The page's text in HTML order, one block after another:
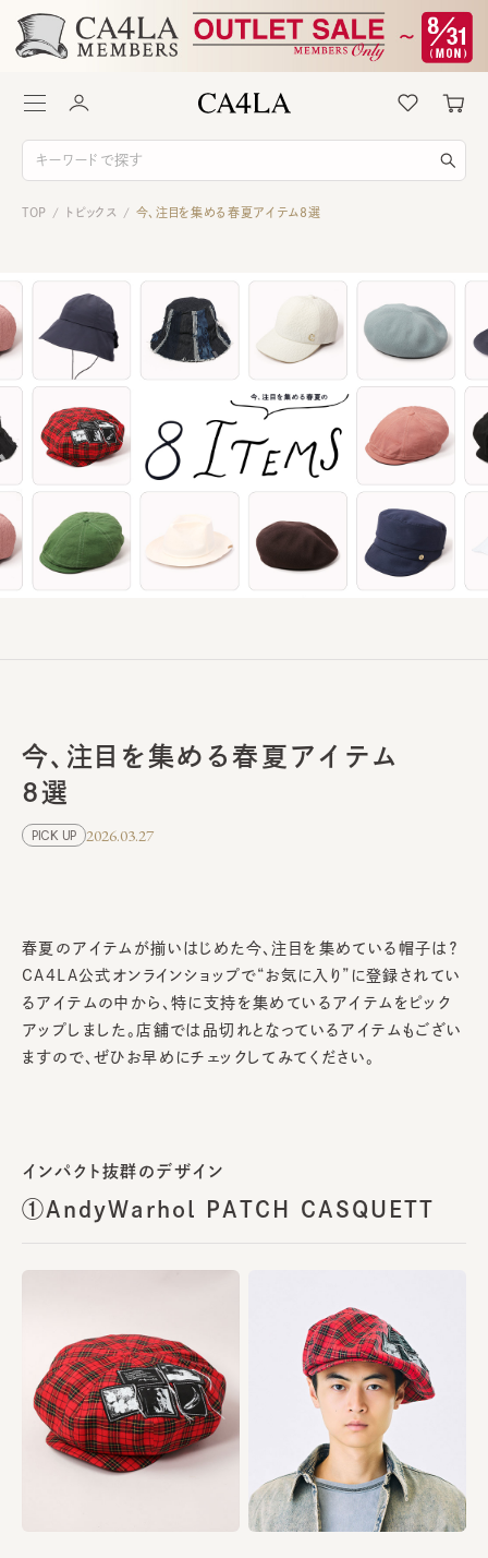
TOP / トピックス / 今、注目を集める春夏アイテム8選
今、注目を集める春夏アイテム
8選
PICK UP 2026.03.27
春夏のアイテムが揃いはじめた今、注目を集めている帽子は？
CA4LA公式オンラインショップで“お気に入り”に登録されてい
るアイテムの中から、特に支持を集めているアイテムをピック
アップしました。店舗では品切れとなっているアイテムもござい
ますので、ぜひお早めにチェックしてみてください。
インパクト抜群のデザイン
①AndyWarhol PATCH CASQUETT